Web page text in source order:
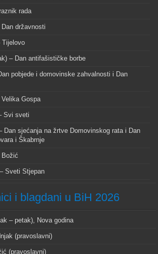
rada
državnosti
Tijelovo
– Dan antifašističke borbe
pobjede i domovinske zahvalnosti i Dan
Gospa
Svi sveti
Dan sjećanja na žrtve Domovinskog rata i Dan
i Škabrnje
Božić
Sveti Stjepan
i blagdani u BiH 2026
– petak), Nova godina
(pravoslavni)
(pravoslavni)